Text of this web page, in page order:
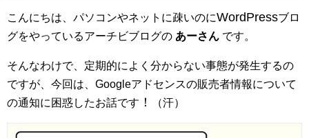
こんにちは、パソコンやネットに疎いのにWordPressブロ
グをやっているアーチビブログの あーさん です。
そんなわけで、定期的によく分からない事態が発生するの
ですが、今回は、Googleアドセンスの販売者情報について
の通知に困惑したお話です ！ （汗）